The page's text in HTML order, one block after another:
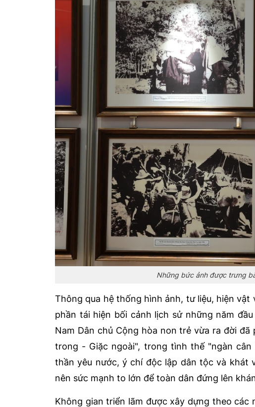
Những bức ảnh được trưng
Thông qua hệ thống hình ảnh, tư liệu, hiện
phần tái hiện bối cảnh lịch sử những năm
Nam Dân chủ Cộng hòa non trẻ vừa ra đời
trong - Giặc ngoài", trong tình thế "ngàn
thần yêu nước, ý chí độc lập dân tộc và khát
nên sức mạnh to lớn để toàn dân đứng lên
Không gian triển lãm được xây dựng theo các